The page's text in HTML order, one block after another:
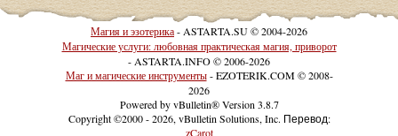
Магия и эзотерика- ASTARTA.SU © 2004-2026
Магические услуги: любовная практическая магия, приворот
- ASTARTA.INFO © 2006-2026
Маг и магические инструменты- EZOTERIK.COM © 2008-
2026
Powered by vBulletin® Version 3.8.7
Copyright ©2000 - 2026, vBulletin Solutions, Inc. Перевод:
zCarot